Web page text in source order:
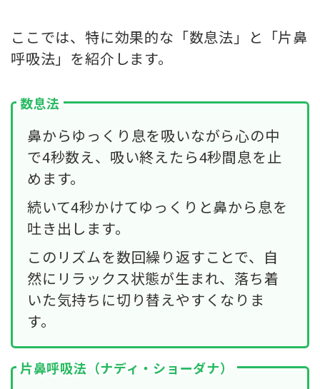
ここでは、特に効果的な「数息法」と「片鼻
呼吸法」を紹介します。
数息法
鼻からゆっくり息を吸いながら心の中
で4秒数え、吸い終えたら4秒間息を止
めます。
続いて4秒かけてゆっくりと鼻から息を
吐き出します。
このリズムを数回繰り返すことで、自
然にリラックス状態が生まれ、落ち着
いた気持ちに切り替えやすくなりま
す。
片鼻呼吸法（ナディ・ショーダナ）